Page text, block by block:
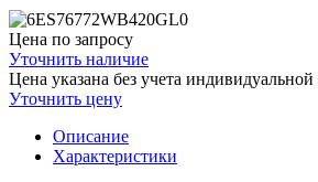
Цена по запросу
Уточнить наличие
Цена указана без учета
Уточнить цену
Описание
Характеристики